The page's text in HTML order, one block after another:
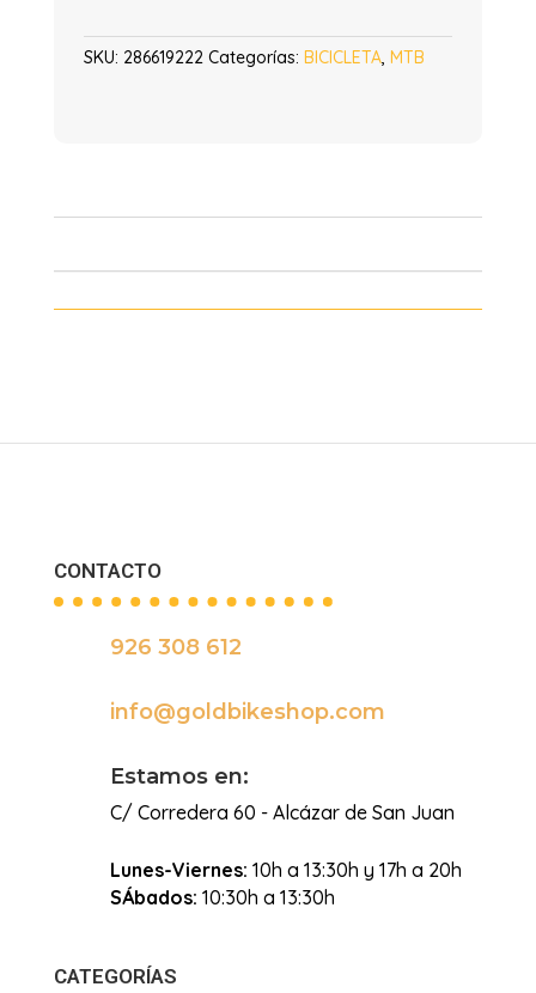
SKU: 286619222 Categorías: BICICLETA, MTB
CONTACTO
926 308 612
info@goldbikeshop.com
Estamos en:
C/ Corredera 60 - Alcázar de San Juan
Lunes-Viernes: 10h a 13:30h y 17h a 20h
SÁbados: 10:30h a 13:30h
CATEGORÍAS